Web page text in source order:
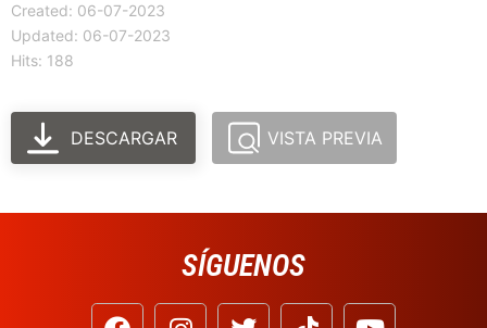
Created: 06-07-2023
Updated: 06-07-2023
Hits: 188
DESCARGAR VISTA PREVIA
SÍGUENOS